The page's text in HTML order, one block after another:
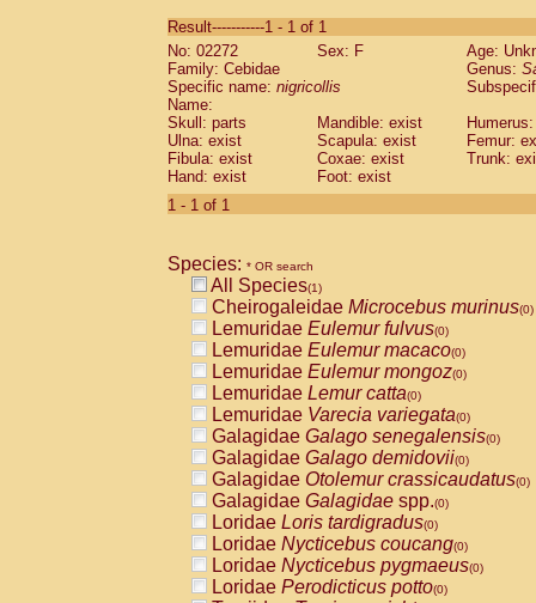
CebidaeSaguinus labiatus(0)
Cebidae Saguinus leucopus (0)
Cebidae
CebidaeSaguinus mystax
Cebidae Saguinus nigricollis (1)
Cebidae Saguinus oedipus
Cebidae Saguinus weddelli
Cebidae Saguinusspp.
Cebidae
CebidaeCebus capucinus
CebidaeCebus nigrivittatus
CebidaeCebus spp.(0)
CebidaeSaimiri boliviensis(0)
CebidaeSaimiri sciureus(0)
AtelidaeAlouatta caraya(0)
AtelidaeAlouatta fusca(0)
AtelidaeAlouatta seniculus(0)
AtelidaeAlouattaspp.(0)
AtelidaeAteles belzebuth(0)
AtelidaeAteles geoffroyi(0)
AtelidaeAteles paniscus(0)
AtelidaeAtelesspp.(0)
AtelidaeLagothrix lagothricha(0)
AtelidaeLagothrix lagothricha cana
PitheciidaeCacajao calvus
Result-----------1 - 1 of 1
No: 02272
Sex: F
Age:
Family: Cebidae
Genus:
Specific name: nigricollis
Name:
Skull: parts
Mandible: exist
Ulna: exist
Scapula: exist
Femur:
Fibula: exist
Coxae: exist
Trunk:
Hand: exist
Foot: exist
1 - 1 of 1
Species: * OR search
All Species(1)
Cheirogaleidae Microcebus murinus(0)
Lemuridae Eulemur fulvus(0)
Lemuridae Eulemur macaco(0)
Lemuridae Eulemur mongoz(0)
Lemuridae Lemur catta(0)
Lemuridae Varecia variegata(0)
Galagidae Galago senegalensis(0)
Galagidae Galago demidovii(0)
Galagidae Otolemur crassicaudatus(0)
Galagidae Galagidae spp.(0)
Loridae Loris tardigradus(0)
Loridae Nycticebus coucang(0)
Loridae Nycticebus pygmaeus(0)
Loridae Perodicticus potto(0)